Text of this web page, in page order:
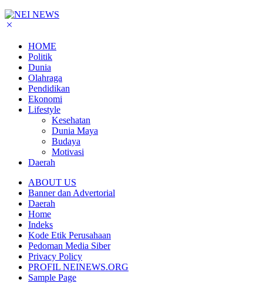
HOME
Politik
Dunia
Olahraga
Pendidikan
Ekonomi
Lifestyle
Kesehatan
Dunia Maya
Budaya
Motivasi
Daerah
ABOUT US
Banner dan Advertorial
Daerah
Home
Indeks
Kode Etik Perusahaan
Pedoman Media Siber
Privacy Policy
PROFIL NEINEWS.ORG
Sample Page